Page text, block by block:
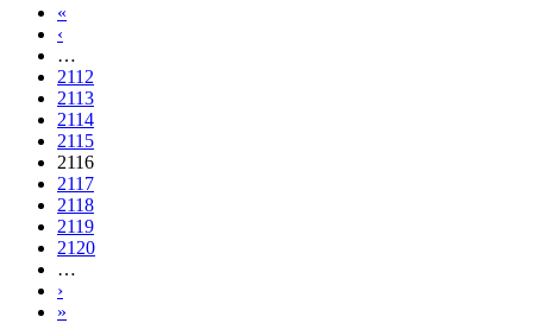
«
‹
…
2112
2113
2114
2115
2116
2117
2118
2119
2120
…
›
»